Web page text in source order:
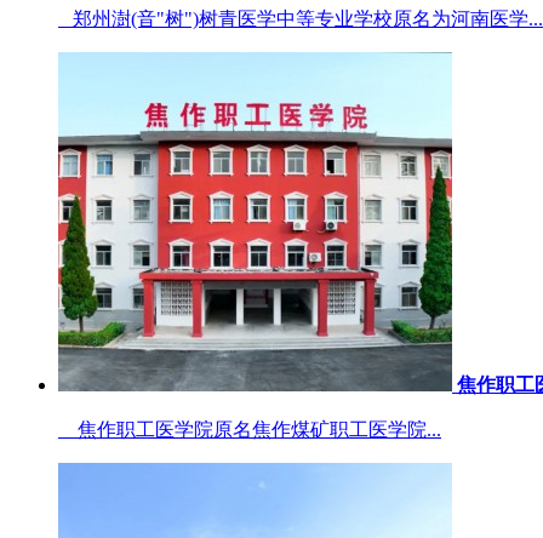
郑州澍(音"树")树青医学中等专业学校原名为河南医学...
焦作职工
焦作职工医学院原名焦作煤矿职工医学院...